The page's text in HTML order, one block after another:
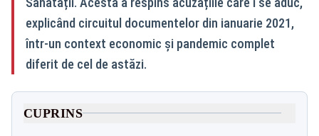
explicând circuitul documentelor din ianuarie 2021,
într-un context economic și pandemic complet
diferit de cel de astăzi.
CUPRINS